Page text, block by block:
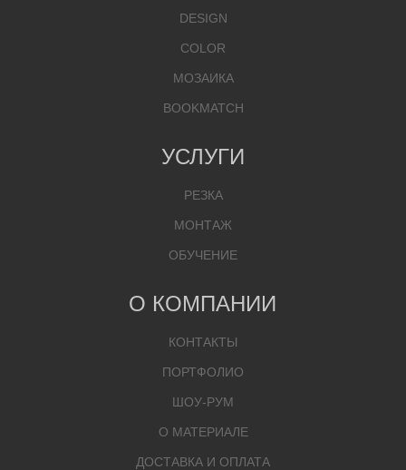
DESIGN
COLOR
МОЗАИКА
BOOKMATCH
УСЛУГИ
РЕЗКА
МОНТАЖ
ОБУЧЕНИЕ
О КОМПАНИИ
КОНТАКТЫ
ПОРТФОЛИО
ШОУ-РУМ
О МАТЕРИАЛЕ
ДОСТАВКА И ОПЛАТА